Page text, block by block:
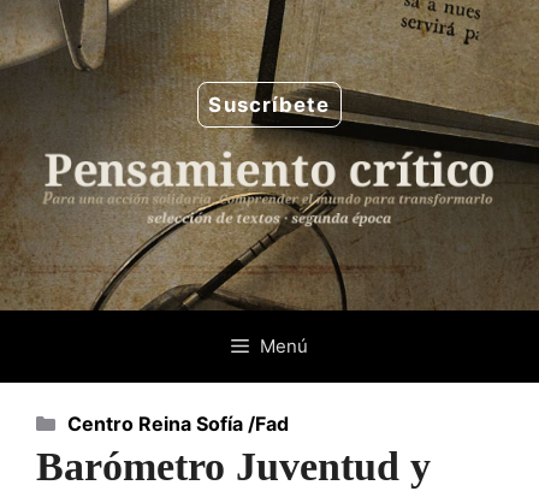
Saltar
al
contenido
Suscríbete
Menú
Barómetro Juventud y
Categorías
Centro Reina Sofía /Fad